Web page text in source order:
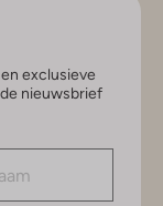
exclusieve
nieuwsbrief